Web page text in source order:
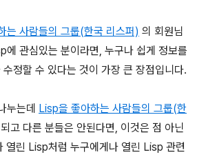
는 사람들의 그룹(한국 리스퍼) 의 회원님
에 관심있는 분이라면, 누구나 쉽게 정보를
정할 수 있다는 것이 가장 큰 장점입니다.
누는데 Lisp을 좋아하는 사람들의 그룹(한
고 다른 분들은 안된다면, 이것은 점 아닌
열린 Lisp처럼 누구에게나 열린 Lisp 관련